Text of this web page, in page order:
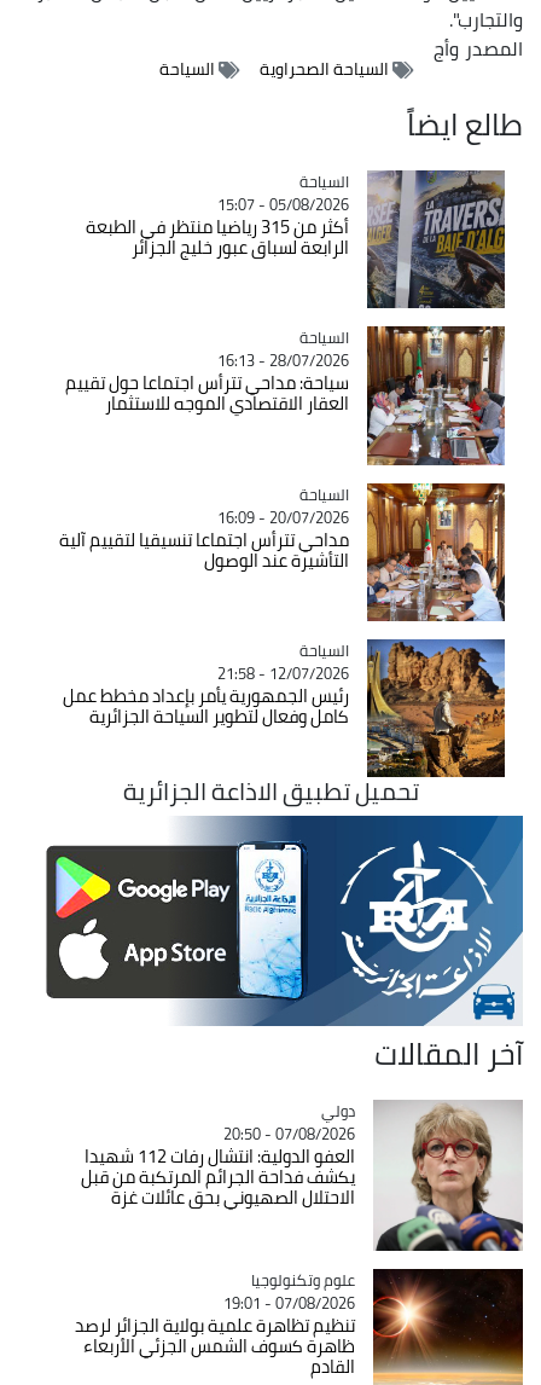
والتجارب".
المصدروأج
السياحة الصحراوية السياحة
طالع ايضاً
Catégorie
السياحة
05/08/2026 - 15:07
أكثر من 315 رياضيا منتظر في الطبعة
الرابعة لسباق عبور خليج الجزائر
Catégorie
السياحة
28/07/2026 - 16:13
سياحة: مداحي تترأس اجتماعا حول تقييم
العقار الاقتصادي الموجه للاستثمار
Catégorie
السياحة
20/07/2026 - 16:09
مداحي تترأس اجتماعا تنسيقيا لتقييم آلية
التأشيرة عند الوصول
Catégorie
السياحة
12/07/2026 - 21:58
رئيس الجمهورية يأمر بإعداد مخطط عمل
كامل وفعال لتطوير السياحة الجزائرية
تحميل تطبيق الاذاعة الجزائرية
آخر المقالات
Catégorie
دولي
07/08/2026 - 20:50
العفو الدولية: انتشال رفات 112 شهيدا
يكشف فداحة الجرائم المرتكبة من قبل
الاحتلال الصهيوني بحق عائلات غزة
Catégorie
علوم وتكنولوجيا
07/08/2026 - 19:01
تنظيم تظاهرة علمية بولاية الجزائر لرصد
ظاهرة كسوف الشمس الجزئي الأربعاء
القادم